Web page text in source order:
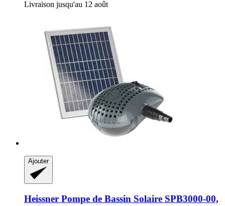
Livraison jusqu'au 12 août
Ajouter
Heissner Pompe de Bassin Solaire SPB3000-​00,